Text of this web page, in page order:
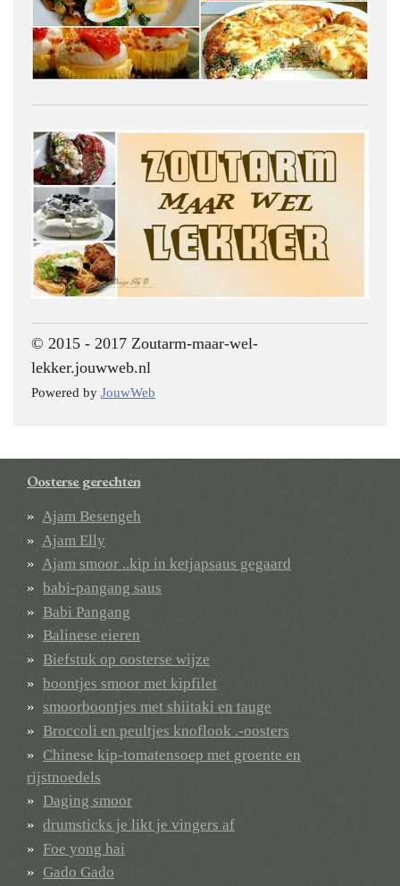
© 2015 - 2017 Zoutarm-maar-wel-
lekker.jouwweb.nl
Powered by JouwWeb
Oosterse gerechten
Ajam Besengeh
Ajam Elly
Ajam smoor ..kip in ketjapsaus gegaard
babi-pangang saus
Babi Pangang
Balinese eieren
Biefstuk op oosterse wijze
boontjes smoor met kipfilet
smoorboontjes met shiitaki en tauge
Broccoli en peultjes knoflook .-oosters
Chinese kip-tomatensoep met groente en
rijstnoedels
Daging smoor
drumsticks je likt je vingers af
Foe yong hai
Gado Gado